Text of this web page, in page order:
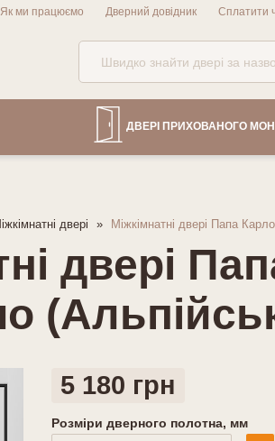
Як ми працюємо Дверний довідник Сплатити
ДВЕРІ ПРИХОВАНОГО
двері Міжкімнатні двері Папа
двері
5 180 грн
Розміри дверного полотна, мм